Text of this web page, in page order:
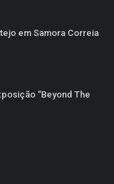
em Samora Correia
“Beyond The